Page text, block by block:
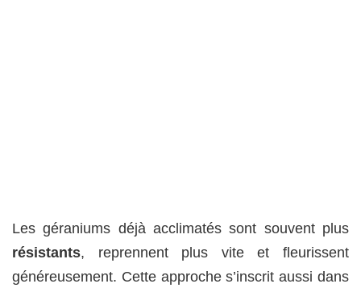
Les géraniums déjà acclimatés sont souvent plus
résistants, reprennent plus vite et fleurissent
généreusement. Cette approche s’inscrit aussi dans